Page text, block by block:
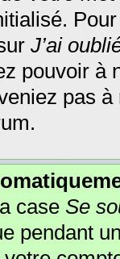
J’ai
pouvoir à
pas
case Se
pendant